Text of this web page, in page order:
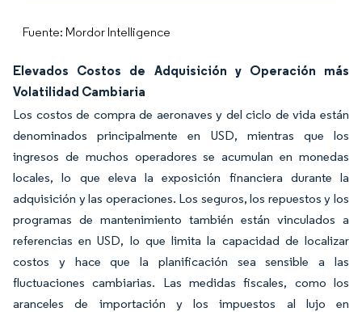
Fuente: Mordor Intelligence
Elevados Costos de Adquisición y Operación más
Volatilidad Cambiaria
Los costos de compra de aeronaves y del ciclo de vida están
denominados principalmente en USD, mientras que los
ingresos de muchos operadores se acumulan en monedas
locales, lo que eleva la exposición financiera durante la
adquisición y las operaciones. Los seguros, los repuestos y los
programas de mantenimiento también están vinculados a
referencias en USD, lo que limita la capacidad de localizar
costos y hace que la planificación sea sensible a las
fluctuaciones cambiarias. Las medidas fiscales, como los
aranceles de importación y los impuestos al lujo en